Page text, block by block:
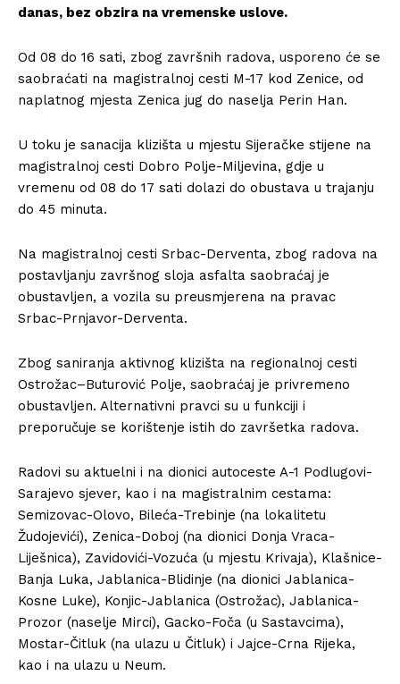
danas, bez obzira na vremenske uslove.
Od 08 do 16 sati, zbog završnih radova, usporeno će se
saobraćati na magistralnoj cesti M-17 kod Zenice, od
naplatnog mjesta Zenica jug do naselja Perin Han.
U toku je sanacija klizišta u mjestu Sijeračke stijene na
magistralnoj cesti Dobro Polje-Miljevina, gdje u
vremenu od 08 do 17 sati dolazi do obustava u trajanju
do 45 minuta.
Na magistralnoj cesti Srbac-Derventa, zbog radova na
postavljanju završnog sloja asfalta saobraćaj je
obustavljen, a vozila su preusmjerena na pravac
Srbac-Prnjavor-Derventa.
Zbog saniranja aktivnog klizišta na regionalnoj cesti
Ostrožac–Buturović Polje, saobraćaj je privremeno
obustavljen. Alternativni pravci su u funkciji i
preporučuje se korištenje istih do završetka radova.
Radovi su aktuelni i na dionici autoceste A-1 Podlugovi-
Sarajevo sjever, kao i na magistralnim cestama:
Semizovac-Olovo, Bileća-Trebinje (na lokalitetu
Žudojevići), Zenica-Doboj (na dionici Donja Vraca-
Liješnica), Zavidovići-Vozuća (u mjestu Krivaja), Klašnice-
Banja Luka, Jablanica-Blidinje (na dionici Jablanica-
Kosne Luke), Konjic-Jablanica (Ostrožac), Jablanica-
Prozor (naselje Mirci), Gacko-Foča (u Sastavcima),
Mostar-Čitluk (na ulazu u Čitluk) i Jajce-Crna Rijeka,
kao i na ulazu u Neum.